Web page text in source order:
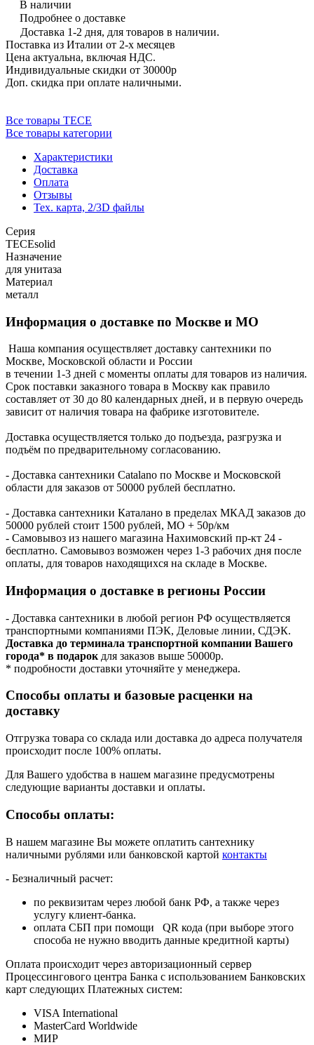
В наличии
Подробнее о доставке
Доставка 1-2 дня, для товаров в наличии.
Поставка из Италии от 2-х месяцев
Цена актуальна, включая НДС.
Индивидуальные скидки от 30000р
Доп. скидка при оплате наличными.
Все товары TECE
Все товары категории
Характеристики
Доставка
Оплата
Отзывы
Тех. карта, 2/3D файлы
Серия
TECEsolid
Назначение
для унитаза
Материал
металл
Информация о доставке по Москве и МО
Наша компания осуществляет доставку сантехники по
Москве, Московской области и России
в течении 1-3 дней с моменты оплаты для товаров из наличия.
Срок поставки заказного товара в Москву как правило
составляет от 30 до 80 календарных дней, и в первую очередь
зависит от наличия товара на фабрике изготовителе.
Доставка осуществляется только до подъезда, разгрузка и
подъём по предварительному согласованию.
- Доставка сантехники Catalano по Москве и Московской
области для заказов от 50000 рублей бесплатно.
- Доставка сантехники Каталано в пределах МКАД заказов до
50000 рублей стоит 1500 рублей, МО + 50р/км
- Самовывоз из нашего магазина Нахимовский пр-кт 24 -
бесплатно. Самовывоз возможен через 1-3 рабочих дня после
оплаты, для товаров находящихся на складе в Москве.
Информация о доставке в регионы России
- Доставка сантехники в любой регион РФ осуществляется
транспортными компаниями ПЭК, Деловые линии, СДЭК.
Доставка до терминала транспортной компании Вашего
города* в подарок для заказов выше 50000р.
* подробности доставки уточняйте у менеджера.
Способы оплаты и базовые расценки на
доставку
Отгрузка товара со склада или доставка до адреса получателя
происходит после 100% оплаты.
Для Вашего удобства в нашем магазине предусмотрены
следующие варианты доставки и оплаты.
Способы оплаты:
В нашем магазине Вы можете оплатить сантехнику
наличными рублями или банковской картой контакты
- Безналичный расчет:
по реквизитам через любой банк РФ, а также через
услугу клиент-банка.
оплата СБП при помощи QR кода (при выборе этого
способа не нужно вводить данные кредитной карты)
Оплата происходит через авторизационный сервер
Процессингового центра Банка с использованием Банковских
карт следующих Платежных систем:
VISA International
MasterCard Worldwide
МИР